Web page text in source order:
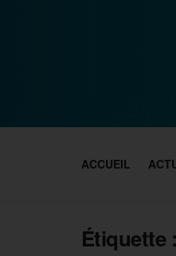
ACCUEIL
Étiquette :